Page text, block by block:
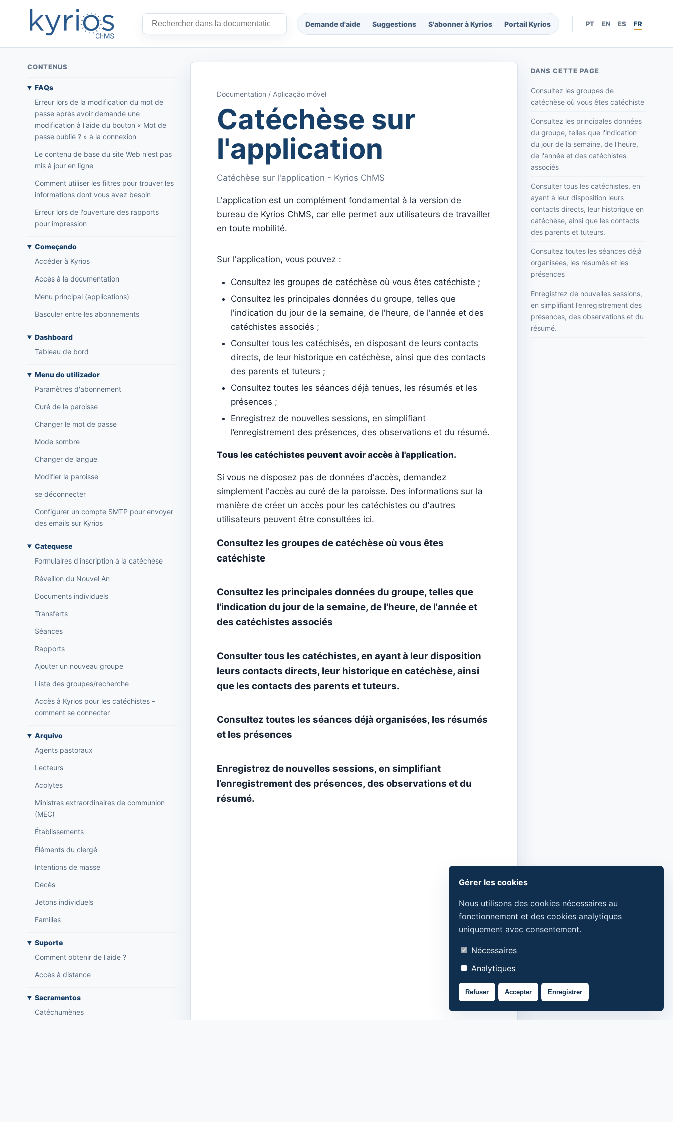
Demande d'aide Suggestions S'abonner à Kyrios Portail Kyrios PT EN ES FR
CONTENUS
FAQs
Erreur lors de la modification du mot de
passe après avoir demandé une
modification à l'aide du bouton « Mot de
passe oublié ? » à la connexion
Le contenu de base du site Web n'est pas
mis à jour en ligne
Comment utiliser les filtres pour trouver les
informations dont vous avez besoin
Erreur lors de l'ouverture des rapports
pour impression
Começando
Accéder à Kyrios
Accès à la documentation
Menu principal (applications)
Basculer entre les abonnements
Dashboard
Tableau de bord
Menu do utilizador
Paramètres d'abonnement
Curé de la paroisse
Changer le mot de passe
Mode sombre
Changer de langue
Modifier la paroisse
se déconnecter
Configurer un compte SMTP pour envoyer
des emails sur Kyrios
Catequese
Formulaires d'inscription à la catéchèse
Réveillon du Nouvel An
Documents individuels
Transferts
Séances
Rapports
Ajouter un nouveau groupe
Liste des groupes/recherche
Accès à Kyrios pour les catéchistes –
comment se connecter
Arquivo
Agents pastoraux
Lecteurs
Acolytes
Ministres extraordinaires de communion
(MEC)
Établissements
Éléments du clergé
Intentions de masse
Décès
Jetons individuels
Familles
Suporte
Comment obtenir de l'aide ?
Accès à distance
Sacramentos
Catéchumènes
Documentation / Aplicação móvel
Catéchèse sur
l'application
Catéchèse sur l'application - Kyrios ChMS
L'application est un complément fondamental à la version de
bureau de Kyrios ChMS, car elle permet aux utilisateurs de travailler
en toute mobilité.
Sur l'application, vous pouvez :
Consultez les groupes de catéchèse où vous êtes catéchiste ;
Consultez les principales données du groupe, telles que
l'indication du jour de la semaine, de l'heure, de l'année et des
catéchistes associés ;
Consulter tous les catéchisés, en disposant de leurs contacts
directs, de leur historique en catéchèse, ainsi que des contacts
des parents et tuteurs ;
Consultez toutes les séances déjà tenues, les résumés et les
présences ;
Enregistrez de nouvelles sessions, en simplifiant
l’enregistrement des présences, des observations et du résumé.
Tous les catéchistes peuvent avoir accès à l'application.
Si vous ne disposez pas de données d'accès, demandez
simplement l'accès au curé de la paroisse. Des informations sur la
manière de créer un accès pour les catéchistes ou d'autres
utilisateurs peuvent être consultées ici.
Consultez les groupes de catéchèse où vous êtes
catéchiste
Consultez les principales données du groupe, telles que
l'indication du jour de la semaine, de l'heure, de l'année et
des catéchistes associés
Consulter tous les catéchistes, en ayant à leur disposition
leurs contacts directs, leur historique en catéchèse, ainsi
que les contacts des parents et tuteurs.
Consultez toutes les séances déjà organisées, les résumés
et les présences
Enregistrez de nouvelles sessions, en simplifiant
l’enregistrement des présences, des observations et du
résumé.
DANS CETTE PAGE
Consultez les groupes de
catéchèse où vous êtes catéchiste
Consultez les principales données
du groupe, telles que l'indication
du jour de la semaine, de l'heure,
de l'année et des catéchistes
associés
Consulter tous les catéchistes, en
ayant à leur disposition leurs
contacts directs, leur historique en
catéchèse, ainsi que les contacts
des parents et tuteurs.
Consultez toutes les séances déjà
organisées, les résumés et les
présences
Enregistrez de nouvelles sessions,
en simplifiant l’enregistrement des
présences, des observations et du
résumé.
Gérer les cookies
Nous utilisons des cookies nécessaires au
fonctionnement et des cookies analytiques
uniquement avec consentement.
Nécessaires
Analytiques
Refuser Accepter Enregistrer